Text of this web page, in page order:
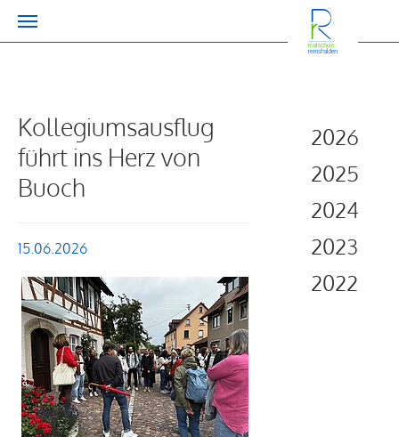
Kollegiumsausflug
führt ins Herz von
Buoch
15.06.2026
2026
2025
2024
2023
2022